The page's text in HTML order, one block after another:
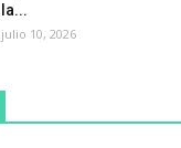
la...
julio 10, 2026